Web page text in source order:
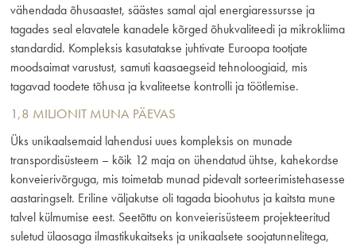
vähendada õhusaastet, säästes samal ajal energiaressursse ja
tagades seal elavatele kanadele kõrged õhukvaliteedi ja mikrokliima
standardid. Kompleksis kasutatakse juhtivate Euroopa tootjate
moodsaimat varustust, samuti kaasaegseid tehnoloogiaid, mis
tagavad toodete tõhusa ja kvaliteetse kontrolli ja töötlemise.
1,8 MILJONIT MUNA PÄEVAS
Üks unikaalsemaid lahendusi uues kompleksis on munade
transpordisüsteem – kõik 12 maja on ühendatud ühtse, kahekordse
konveierivõrguga, mis toimetab munad pidevalt sorteerimistehasesse
aastaringselt. Eriline väljakutse oli tagada bioohutus ja kaitsta mune
talvel külmumise eest. Seetõttu on konveierisüsteem projekteeritud
suletud ülaosaga ilmastikukaitseks ja unikaalsete soojatunnelitega,